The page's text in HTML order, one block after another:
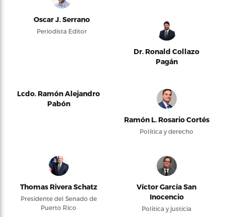
Oscar J. Serrano
Periodista Editor
Dr. Ronald Collazo
Pagán
Lcdo. Ramón Alejandro
Pabón
Ramón L. Rosario Cortés
Política y derecho
Thomas Rivera Schatz
Presidente del Senado de
Puerto Rico
Víctor García San
Inocencio
Política y justicia